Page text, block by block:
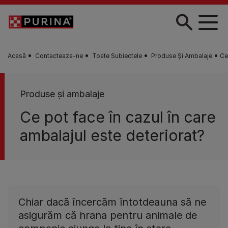
Skip to main content
Acasă Contacteaza-ne Toate Subiectele Produse Şi Ambalaje
Produse şi ambalaje
Ce pot face în cazul în care
ambalajul este deteriorat?
Chiar dacă încercăm întotdeauna să ne
asigurăm că hrana pentru animale de